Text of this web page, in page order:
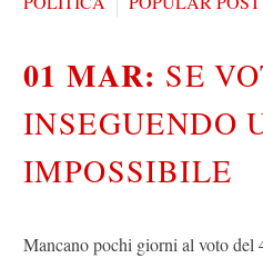
01 MAR: SE
INSEGUENDO
IMPOSSIBILE
Mancano pochi giorni al voto del